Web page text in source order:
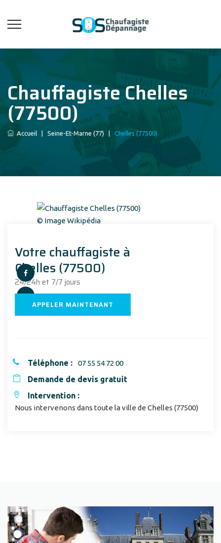
Chauffagiste Chelles
(77500)
Accueil Seine-Et-Marne (77) Chelles (77500)
© Image Wikipédia
Votre chauffagiste à
Chelles (77500)
24/24h et 7/7 jours
APPELER MAINTENANT
Téléphone : 07 55 54 72 00
Demande de devis gratuit
Intervention :
Nous intervenons dans toute la ville de Chelles (77500)